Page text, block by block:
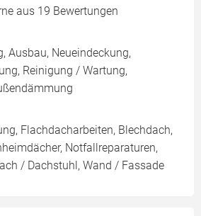
aus 19 Bewertungen
Ausbau, Neueindeckung,
Reinigung / Wartung,
Flachdacharbeiten, Blechdach,
Notfallreparaturen,
/ Dachstuhl, Wand / Fassade